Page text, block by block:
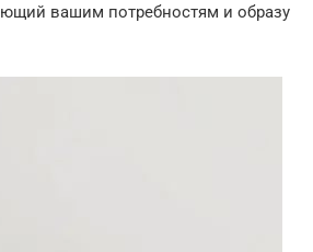
вашим потребностям и образу